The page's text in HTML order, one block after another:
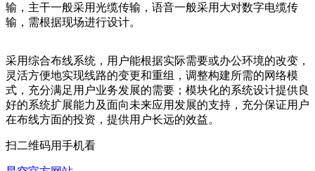
输，主干一般采用光缆传输，语音一般采用大对数字电缆传
输，需根据现场进行设计。
采用综合布线系统，用户能根据实际需要或办公环境的改变，
灵活方便地实现线路的变更和重组，调整构建所需的网络模
式，充分满足用户业务发展的需要；模块化的系统设计提供良
好的系统扩展能力及面向未来应用发展的支持，充分保证用户
在布线方面的投资，提供用户长远的效益。
扫二维码用手机看